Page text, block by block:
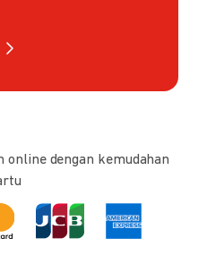
online dengan kemudahan